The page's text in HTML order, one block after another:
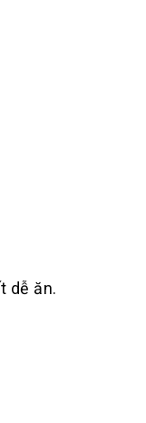
dễ ăn.